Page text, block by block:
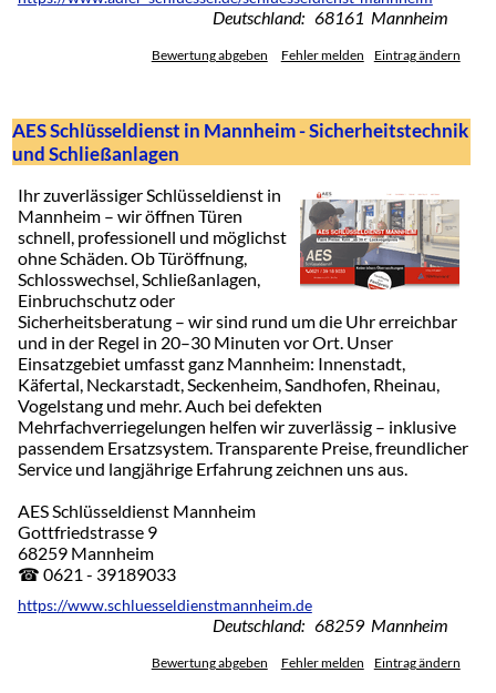
Deutschland: 68161 Mannheim
Bewertung abgeben Fehler melden Eintrag ändern
AES Schlüsseldienst in Mannheim - Sicherheitstechnik
und Schließanlagen
Ihr zuverlässiger Schlüsseldienst in
Mannheim – wir öffnen Türen
schnell, professionell und möglichst
ohne Schäden. Ob Türöffnung,
Schlosswechsel, Schließanlagen,
Einbruchschutz oder
Sicherheitsberatung – wir sind rund um die Uhr erreichbar
und in der Regel in 20–30 Minuten vor Ort. Unser
Einsatzgebiet umfasst ganz Mannheim: Innenstadt,
Käfertal, Neckarstadt, Seckenheim, Sandhofen, Rheinau,
Vogelstang und mehr. Auch bei defekten
Mehrfachverriegelungen helfen wir zuverlässig – inklusive
passendem Ersatzsystem. Transparente Preise, freundlicher
Service und langjährige Erfahrung zeichnen uns aus.
AES Schlüsseldienst Mannheim
Gottfriedstrasse 9
68259 Mannheim
☎ 0621 - 39189033
https://www.schluesseldienstmannheim.de
Deutschland: 68259 Mannheim
Bewertung abgeben Fehler melden Eintrag ändern